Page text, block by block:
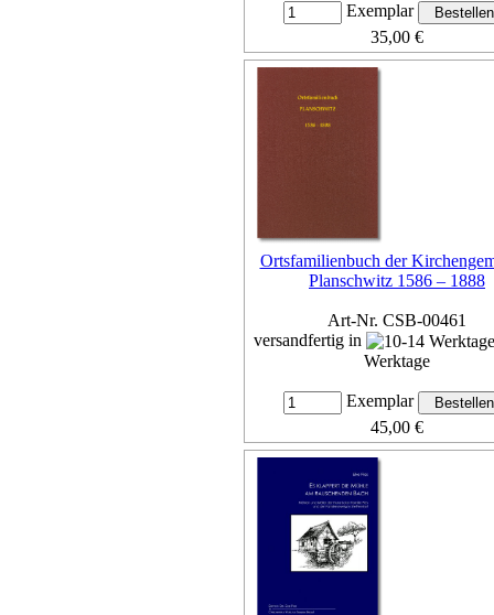
Exemplar
35,00 €
inkl. 7% MwSt,zzgl.
Ortsfamilienbuch der
Planschwitz 1586 – 1888
Art-Nr. CSB-00461
versandfertig in
Werktage
Exemplar
45,00 €
inkl. 7% MwSt,zzgl.
Details...